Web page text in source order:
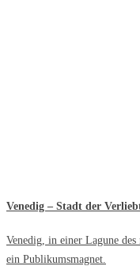
Venedig – Stadt der
Venedig, in einer Lagune
ein Publikumsmagnet.